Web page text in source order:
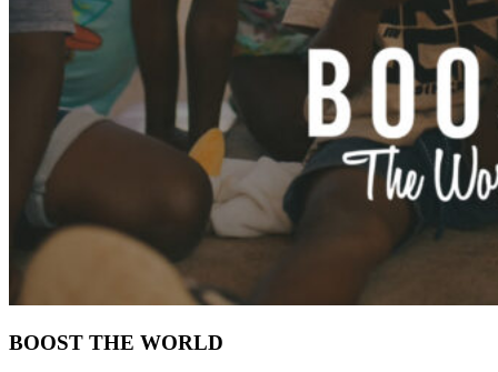
BOOST THE WORLD